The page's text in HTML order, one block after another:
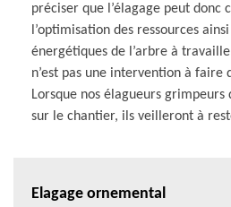
préciser que l’élagage peut donc
l’optimisation des ressources
énergétiques de l’arbre à
n’est pas une intervention à faire
Lorsque nos élagueurs grimpeurs
sur le chantier, ils veilleront à
Elagage ornemental